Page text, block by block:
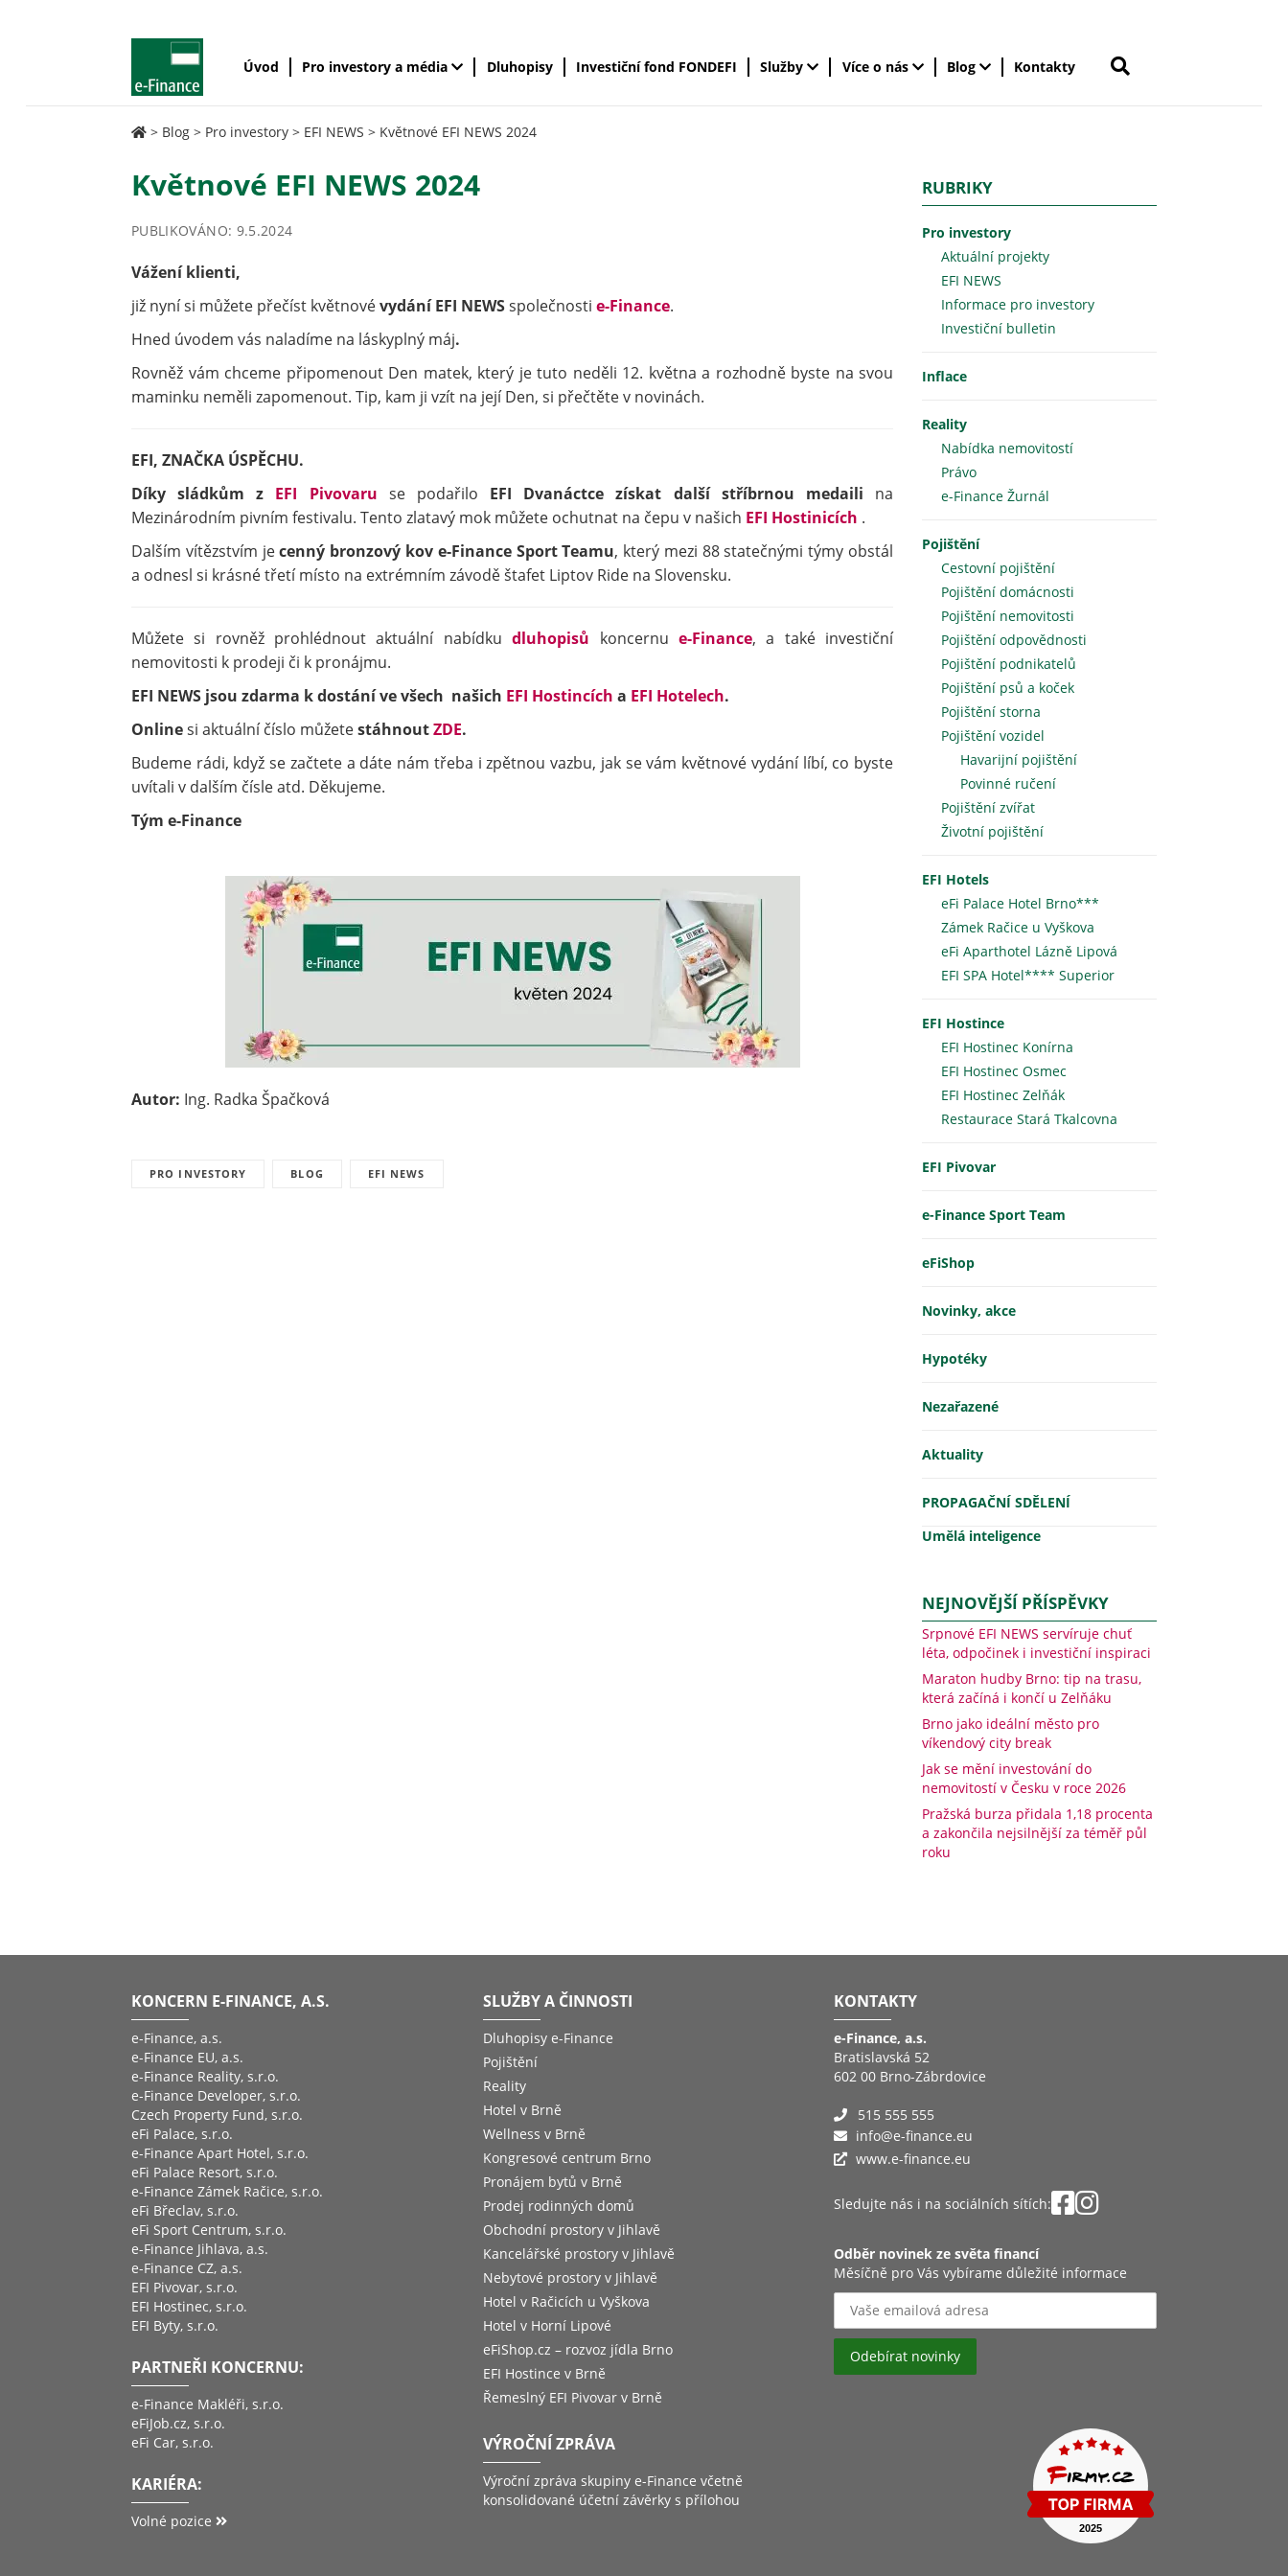
Úvod Pro investory a média Dluhopisy Investiční fond FONDEFI Služby Více o nás Blog Kontakty
> Blog > Pro investory > EFI NEWS > Květnové EFI NEWS 2024
Květnové EFI NEWS 2024
PUBLIKOVÁNO: 9.5.2024
Vážení klienti,
již nyní si můžete přečíst květnovévydání EFI NEWSspolečnosti e-Finance.
Hned úvodem vás naladíme na láskyplný máj.
Rovněž vám chceme připomenout Den matek, který je tuto neděli 12. května a rozhodně byste na svou
maminku neměli zapomenout. Tip, kam ji vzít na její Den, si přečtěte v novinách.
EFI, ZNAČKA ÚSPĚCHU.
Díky sládkům z EFI Pivovaru se podařilo EFI Dvanáctce získat další stříbrnou medaili na
Mezinárodním pivním festivalu. Tento zlatavý mok můžete ochutnat na čepu v našich EFI Hostinicích .
Dalším vítězstvím jecenný bronzový kov e-Finance Sport Teamu, který mezi 88 statečnými týmy obstál
a odnesl si krásné třetí místo na extrémním závodě štafet Liptov Ride na Slovensku.
Můžete si rovněž prohlédnout aktuální nabídkudluhopisů koncernu e-Finance, a také investiční
nemovitosti k prodeji či k pronájmu.
EFI NEWS jsou zdarma k dostání ve všech našich EFI Hostincích a EFI Hotelech.
Onlinesi aktuální číslo můžetestáhnoutZDE.
Budeme rádi, když se začtete a dáte nám třeba i zpětnou vazbu, jak se vám květnové vydání líbí, co byste
uvítali v dalším čísle atd. Děkujeme.
Tým e-Finance
Autor: Ing. Radka Špačková
PRO INVESTORY BLOG EFI NEWS
RUBRIKY
Pro investory
Aktuální projekty
EFI NEWS
Informace pro investory
Investiční bulletin
Inflace
Reality
Nabídka nemovitostí
Právo
e-Finance Žurnál
Pojištění
Cestovní pojištění
Pojištění domácnosti
Pojištění nemovitosti
Pojištění odpovědnosti
Pojištění podnikatelů
Pojištění psů a koček
Pojištění storna
Pojištění vozidel
Havarijní pojištění
Povinné ručení
Pojištění zvířat
Životní pojištění
EFI Hotels
eFi Palace Hotel Brno***
Zámek Račice u Vyškova
eFi Aparthotel Lázně Lipová
EFI SPA Hotel**** Superior
EFI Hostince
EFI Hostinec Konírna
EFI Hostinec Osmec
EFI Hostinec Zelňák
Restaurace Stará Tkalcovna
EFI Pivovar
e-Finance Sport Team
eFiShop
Novinky, akce
Hypotéky
Nezařazené
Aktuality
PROPAGAČNÍ SDĚLENÍ
Umělá inteligence
NEJNOVĚJŠÍ PŘÍSPĚVKY
Srpnové EFI NEWS servíruje chuť
léta, odpočinek i investiční inspiraci
Maraton hudby Brno: tip na trasu,
která začíná i končí u Zelňáku
Brno jako ideální město pro
víkendový city break
Jak se mění investování do
nemovitostí v Česku v roce 2026
Pražská burza přidala 1,18 procenta
a zakončila nejsilnější za téměř půl
roku
KONCERN E-FINANCE, A.S.
e-Finance, a.s.
e-Finance EU, a.s.
e-Finance Reality, s.r.o.
e-Finance Developer, s.r.o.
Czech Property Fund, s.r.o.
eFi Palace, s.r.o.
e-Finance Apart Hotel, s.r.o.
eFi Palace Resort, s.r.o.
e-Finance Zámek Račice, s.r.o.
eFi Břeclav, s.r.o.
eFi Sport Centrum, s.r.o.
e-Finance Jihlava, a.s.
e-Finance CZ, a.s.
EFI Pivovar, s.r.o.
EFI Hostinec, s.r.o.
EFI Byty, s.r.o.
PARTNEŘI KONCERNU:
e-Finance Makléři, s.r.o.
eFiJob.cz, s.r.o.
eFi Car, s.r.o.
KARIÉRA:
Volné pozice
SLUŽBY A ČINNOSTI
Dluhopisy e-Finance
Pojištění
Reality
Hotel v Brně
Wellness v Brně
Kongresové centrum Brno
Pronájem bytů v Brně
Prodej rodinných domů
Obchodní prostory v Jihlavě
Kancelářské prostory v Jihlavě
Nebytové prostory v Jihlavě
Hotel v Račicích u Vyškova
Hotel v Horní Lipové
eFiShop.cz – rozvoz jídla Brno
EFI Hostince v Brně
Řemeslný EFI Pivovar v Brně
VÝROČNÍ ZPRÁVA
Výroční zpráva skupiny e-Finance včetně
konsolidované účetní závěrky s přílohou
KONTAKTY
e-Finance, a.s.
Bratislavská 52
602 00 Brno-Zábrdovice
515 555 555
info@e-finance.eu
www.e-finance.eu
Sledujte nás i na sociálních sítích:
Odběr novinek ze světa financí
Měsíčně pro Vás vybírame důležité informace